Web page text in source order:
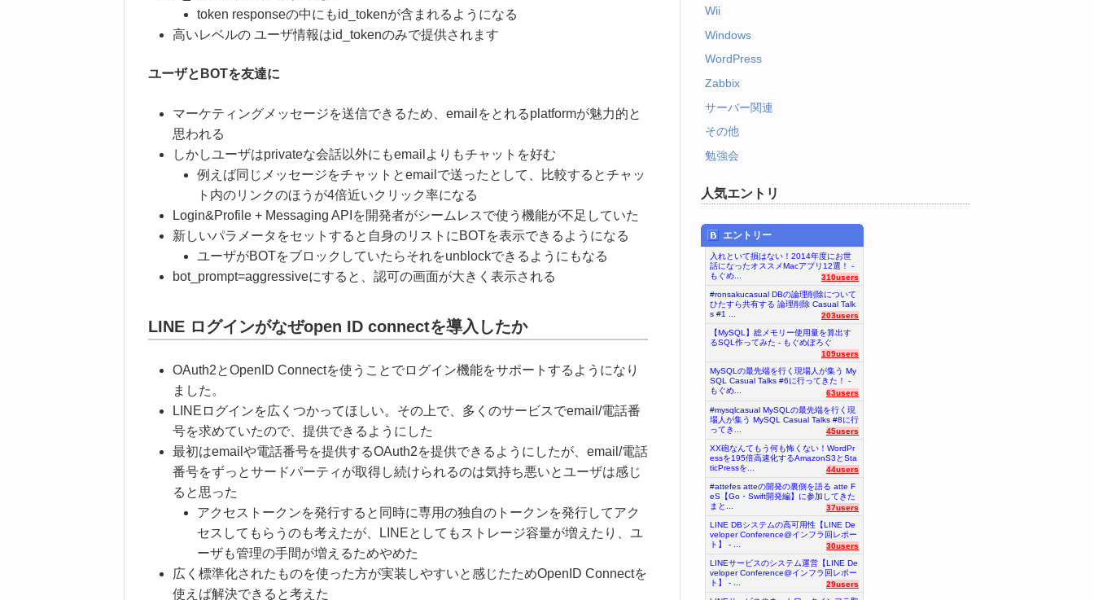
token responseの中にもid_tokenが含まれるようになる
高いレベルの ユーザ情報はid_tokenのみで提供されます
ユーザとBOTを友達に
マーケティングメッセージを送信できるため、emailをとれるplatformが魅力的と
思われる
しかしユーザはprivateな会話以外にもemailよりもチャットを好む
例えば同じメッセージをチャットとemailで送ったとして、比較するとチャッ
ト内のリンクのほうが4倍近いクリック率になる
Login&Profile + Messaging APIを開発者がシームレスで使う機能が不足していた
新しいパラメータをセットすると自身のリストにBOTを表示できるようになる
ユーザがBOTをブロックしていたらそれをunblockできるようにもなる
bot_prompt=aggressiveにすると、認可の画面が大きく表示される
LINE ログインがなぜopen ID connectを導入したか
OAuth2とOpenID Connectを使うことでログイン機能をサポートするようになり
ました。
LINEログインを広くつかってほしい。その上で、多くのサービスでemail/電話番
号を求めていたので、提供できるようにした
最初はemailや電話番号を提供するOAuth2を提供できるようにしたが、email/電話
番号をずっとサードパーティが取得し続けられるのは気持ち悪いとユーザは感じ
ると思った
アクセストークンを発行すると同時に専用の独自のトークンを発行してアク
セスしてもらうのも考えたが、LINEとしてもストレージ容量が増えたり、ユ
ーザも管理の手間が増えるためやめた
広く標準化されたものを使った方が実装しやすいと感じたためOpenID Connectを
使えば解決できると考えた
Wii
Windows
WordPress
Zabbix
サーバー関連
その他
勉強会
人気エントリ
エントリー
入れといて損はない！2014年度にお世
話になったオススメMacアプリ12選！ -
もぐめ...
310users
#ronsakucasual DBの論理削除について
ひたすら共有する 論理削除 Casual Talk
s #1 ...
203users
【MySQL】総メモリー使用量を算出す
るSQL作ってみた - もぐめぽろぐ
109users
MySQLの最先端を行く現場人が集う My
SQL Casual Talks #6に行ってきた！ -
もぐめ...
63users
#mysqlcasual MySQLの最先端を行く現
場人が集う MySQL Casual Talks #8に行
ってき...
45users
XX砲なんてもう何も怖くない！WordPr
essを195倍高速化するAmazonS3とSta
ticPressを...
44users
#attefes atteの開発の裏側を語る atte F
eS【Go・Swift開発編】に参加してきた
まと...
37users
LINE DBシステムの高可用性【LINE De
veloper Conference@インフラ回レポー
ト】 - ...
30users
LINEサービスのシステム運営【LINE De
veloper Conference@インフラ回レポー
ト】 - ...
29users